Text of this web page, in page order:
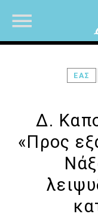
ΕΑΣ
Δ.
«Προς